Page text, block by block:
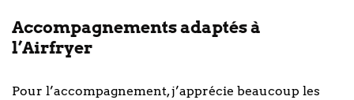
Accompagnements adaptés à
l’Airfryer
Pour l’accompagnement, j’apprécie beaucoup les